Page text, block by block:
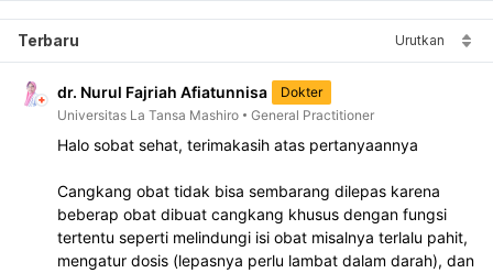
Terbaru Urutkan
dr. Nurul Fajriah Afiatunnisa
Dokter
Universitas La Tansa Mashiro
General Practitioner
Halo sobat sehat, terimakasih atas pertanyaannya
Cangkang obat tidak bisa sembarang dilepas karena
beberap obat dibuat cangkang khusus dengan fungsi
tertentu seperti melindungi isi obat misalnya terlalu pahit,
mengatur dosis (lepasnya perlu lambat dalam darah), dan